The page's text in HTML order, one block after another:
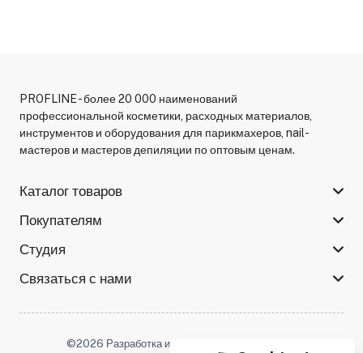
PROFLINE - более 20 000 наименований
профессиональной косметики, расходных материалов,
инструментов и оборудования для парикмахеров, nail-
мастеров и мастеров депиляции по оптовым ценам.
Каталог товаров
Покупателям
Студия
Связаться с нами
©2026 Разработка и поддержка -